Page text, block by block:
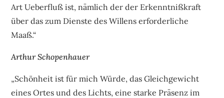
Art Ueberfluß ist, nämlich der der Erkenntnißkraft
über das zum Dienste des Willens erforderliche
Maaß.“
Arthur Schopenhauer
„Schönheit ist für mich Würde, das Gleichgewicht
eines Ortes und des Lichts, eine starke Präsenz im